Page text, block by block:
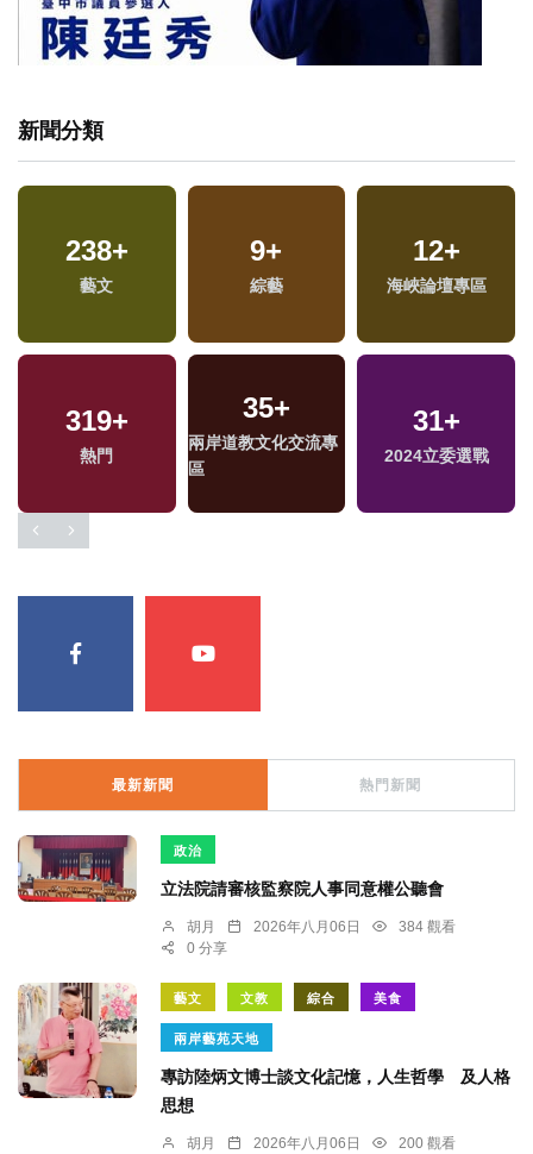
新聞分類
238+
藝文
9+
綜藝
12+
海峽論壇專區
319+
熱門
35+
兩岸道教文化交流專
區
31+
2024立委選戰
最新新聞 熱門新聞
政治
立法院請審核監察院人事同意權公聽會
胡月 2026年八月06日
384 觀看
0 分享
藝文 文教 綜合 美食
兩岸藝苑天地
專訪陸炳文博士談文化記憶，人生哲學 及人格
思想
胡月 2026年八月06日
200 觀看